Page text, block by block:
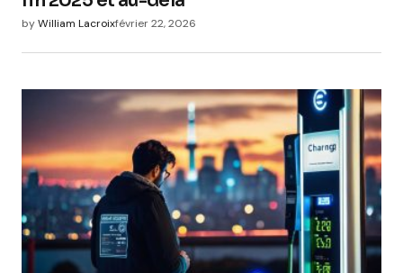
byWilliam Lacroixfévrier 22, 2026